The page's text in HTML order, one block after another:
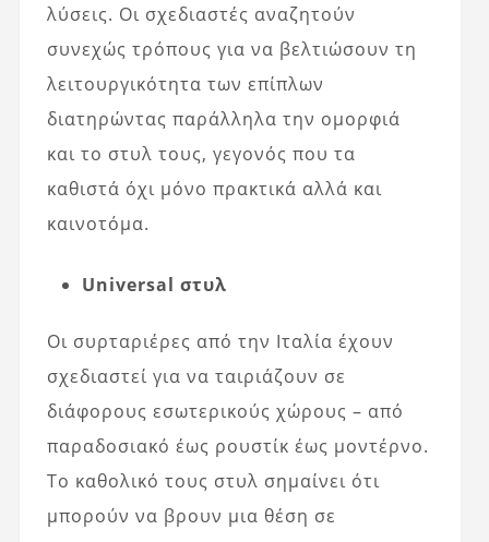
λύσεις. Οι σχεδιαστές αναζητούν
συνεχώς τρόπους για να βελτιώσουν τη
λειτουργικότητα των επίπλων
διατηρώντας παράλληλα την ομορφιά
και το στυλ τους, γεγονός που τα
καθιστά όχι μόνο πρακτικά αλλά και
καινοτόμα.
Universal στυλ
Οι συρταριέρες από την Ιταλία έχουν
σχεδιαστεί για να ταιριάζουν σε
διάφορους εσωτερικούς χώρους – από
παραδοσιακό έως ρουστίκ έως μοντέρνο.
Το καθολικό τους στυλ σημαίνει ότι
μπορούν να βρουν μια θέση σε